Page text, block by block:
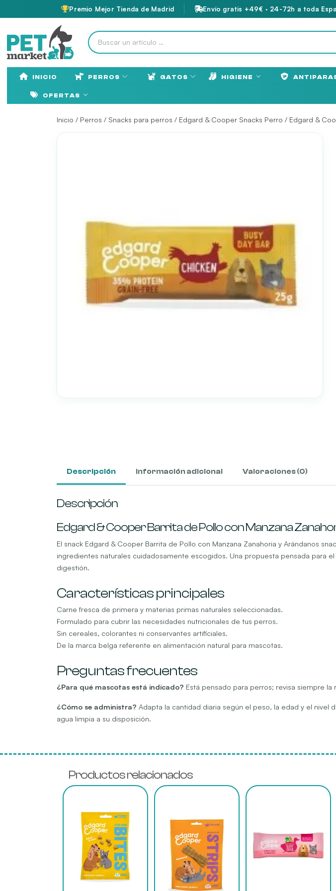
Premio Mejor Tienda de Madrid Envío gratis +49€ · 24-72h a toda
INICIO PERROS GATOS HIGIENE
OFERTAS
Inicio / Perros / Snacks para perros / Edgard & Cooper Snacks Perro / Edgard &
Descripción Información adicional Valoraciones (0)
Descripción
Edgard & Cooper Barrita de Pollo con Manzana
El snack Edgard & Cooper Barrita de Pollo con Manzana Zanahoria y Arándanos
ingredientes naturales cuidadosamente escogidos. Una propuesta pensada para
digestión.
Características principales
Carne fresca de primera y materias primas naturales seleccionadas.
Formulado para cubrir las necesidades nutricionales de tus perros.
Sin cereales, colorantes ni conservantes artificiales.
De la marca belga referente en alimentación natural para mascotas.
Preguntas frecuentes
¿Para qué mascotas está indicado? Está pensado para perros; revisa siempre
¿Cómo se administra? Adapta la cantidad diaria según el peso, la edad y el
agua limpia a su disposición.
Productos relacionados
producto
tiene
múltiples
variantes.
opciones
tiene
múltiples
variantes.
opciones
pueden
múltiples
variantes.
Las